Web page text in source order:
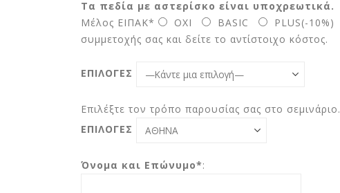
Τα πεδία με αστερίσκο είναι υποχρεωτικά.
Μέλος ΕΙΠΑΚ*
ΟΧΙ BASIC PLUS(-10%)
συμμετοχής σας και δείτε το αντίστοιχο κόστος.
ΕΠΙΛΟΓΕΣ
Επιλέξτε τον τρόπο παρουσίας σας στο σεμινάριο.
ΕΠΙΛΟΓΕΣ
Όνομα και Επώνυμο*: